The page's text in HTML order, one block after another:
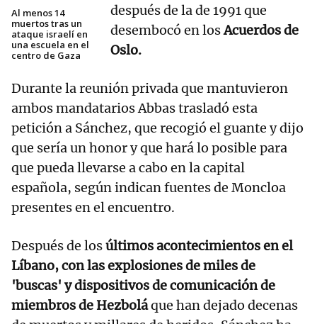
Al menos 14
muertos tras un
ataque israelí en
una escuela en el
centro de Gaza
después de la de 1991 que
desembocó en losAcuerdos de
Oslo.
Durante la reunión privada que mantuvieron
ambos mandatarios Abbas trasladó esta
petición a Sánchez, que recogió el guante y dijo
que sería un honor y que hará lo posible para
que pueda llevarse a cabo en la capital
española, según indican fuentes de Moncloa
presentes en el encuentro.
Después de losúltimos acontecimientos en el
Líbano, con las explosiones de miles de
'buscas' y dispositivos de comunicación de
miembros de Hezboláque han dejado decenas